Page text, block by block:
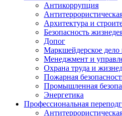
Антикоррупция
Архитектура и
Безопасность
Допог
Маркшейдерское
Менеджмент и
Охрана труда и
Пожарная
Промышленная
Энергетика
Профессиональная